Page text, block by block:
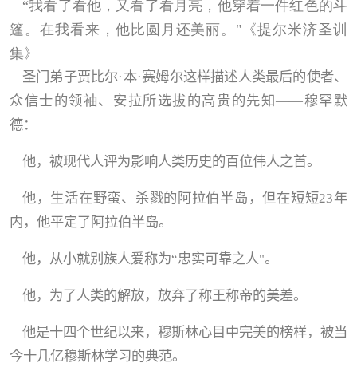
“我看了看他，又看了看月亮，他穿着一件红色的斗
篷。在我看来，他比圆月还美丽。 " 《提尔米济圣训
集》
圣门弟子贾比尔· 本·赛姆尔这样描述人类最后的使者、
众信士的领袖、安拉所选拔的高贵的先知——穆罕默
德：
他，被现代人评为影响人类历史的百位伟人之首。
他，生活在野蛮、杀戮的阿拉伯半岛，但在短短23年
内，他平定了阿拉伯半岛。
他，从小就别族人爱称为“忠实可靠之人"。
他，为了人类的解放，放弃了称王称帝的美差。
他是十四个世纪以来，穆斯林心目中完美的榜样，被当
今十几亿穆斯林学习的典范。